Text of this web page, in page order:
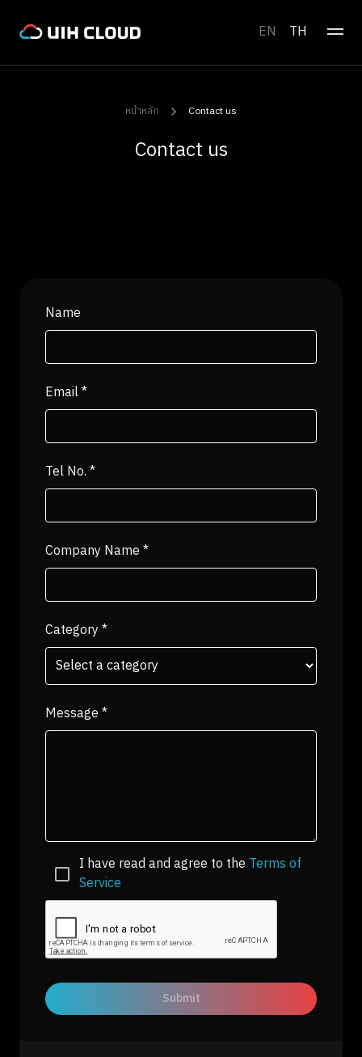
EN TH
หน้าหลัก Contact us
Contact us
Name
Email*
Tel No.*
Company Name*
Category*
Message*
I have read and agree to the Terms of
Service
Submit